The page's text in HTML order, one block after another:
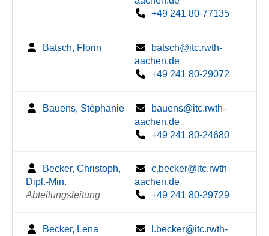
+49 241 80-77135
Batsch, Florin
batsch@itc.rwth-
aachen.de
+49 241 80-29072
Bauens, Stéphanie
bauens@itc.rwth-
aachen.de
+49 241 80-24680
Becker, Christoph,
Dipl.-Min.
Abteilungsleitung
c.becker@itc.rwth-
aachen.de
+49 241 80-29729
Becker, Lena
l.becker@itc.rwth-